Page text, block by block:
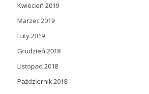
Kwiecień 2019
Marzec 2019
Luty 2019
Grudzień 2018
Listopad 2018
Październik 2018